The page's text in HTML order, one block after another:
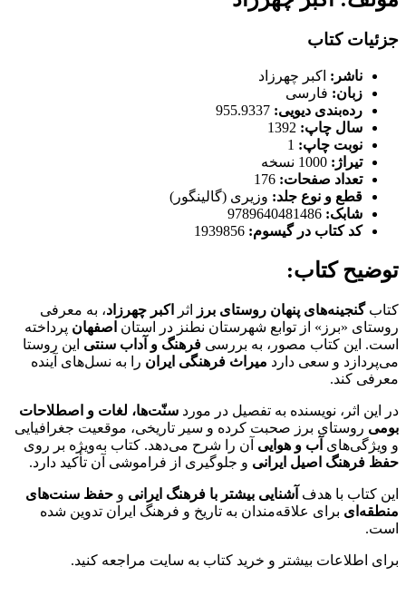
جزئیات کتاب
ناشر: اکبر چهرزاد
زبان: فارسی
رده‌بندی دیویی:
سال چاپ:
نوبت چاپ:
تیراژ:
تعداد صفحات:
قطع و نوع جلد: وزیری (گالینگور)
شابک:
کد کتاب در گیسوم:
توضیح کتاب:
کتابگنجینه‌های پنهان روستای برز اثر اکبر چهرزاد، به معرفی
روستای «برز» از توابع شهرستان نطنز در استان اصفهان پرداخته
است. این کتاب مصور، به بررسی فرهنگ و آداب سنتی این روستا
می‌پردازد و سعی دارد میراث فرهنگی ایران را به نسل‌های آینده
معرفی کند.
در این اثر، نویسنده به تفصیل در مورد سنّت‌ها، لغات و اصطلاحات
بومی روستای برز صحبت کرده و سیر تاریخی، موقعیت جغرافیایی
و ویژگی‌های آب و هوایی آن را شرح می‌دهد. کتاب به‌ویژه بر روی
حفظ فرهنگ اصیل ایرانی و جلوگیری از فراموشی آن تأکید دارد.
این کتاب با هدف آشنایی بیشتر با فرهنگ ایرانی و حفظ سنت‌های
منطقه‌ای برای علاقه‌مندان به تاریخ و فرهنگ ایران تدوین شده
است.
برای اطلاعات بیشتر و خرید کتاب به سایت مراجعه کنید.